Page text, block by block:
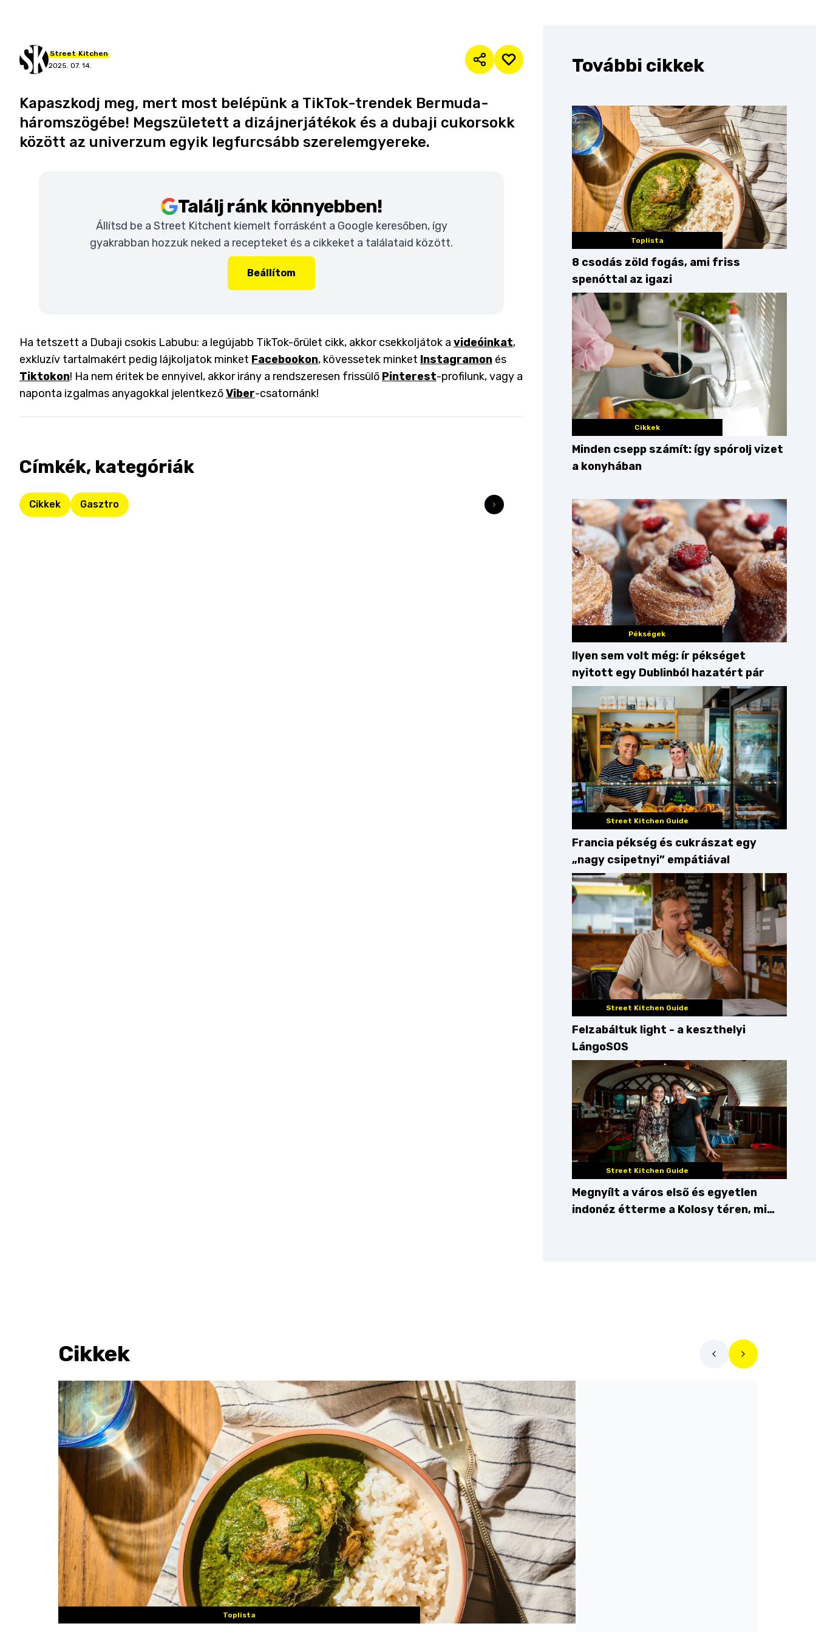
Street Kitchen
2025. 07. 14.
Kapaszkodj meg, mert most belépünk a TikTok-trendek Bermuda-
háromszögébe! Megszületett a dizájnerjátékok és a dubaji cukorsokk
között az univerzum egyik legfurcsább szerelemgyereke.
Találj ránk könnyebben!
Állítsd be a Street Kitchent kiemelt forrásként a Google keresőben, így
gyakrabban hozzuk neked a recepteket és a cikkeket a találataid között.
Beállítom
Ha tetszett a Dubaji csokis Labubu: a legújabb TikTok-őrület cikk, akkor csekkoljátok a videóinkat,
exkluzív tartalmakért pedig lájkoljatok minket Facebookon, kövessetek minket Instagramon és
Tiktokon! Ha nem éritek be ennyivel, akkor irány a rendszeresen frissülő Pinterest-profilunk, vagy a
naponta izgalmas anyagokkal jelentkezőViber-csatornánk!
Címkék, kategóriák
Cikkek Gasztro
További cikkek
Toplista
8 csodás zöld fogás, ami friss
spenóttal az igazi
Cikkek
Minden csepp számít: így spórolj vizet
a konyhában
Pékségek
Ilyen sem volt még: ír pékséget
nyitott egy Dublinból hazatért pár
Street Kitchen Guide
Francia pékség és cukrászat egy
„nagy csipetnyi” empátiával
Street Kitchen Guide
Felzabáltuk light - a keszthelyi
LángoSOS
Street Kitchen Guide
Megnyílt a város első és egyetlen
indonéz étterme a Kolosy téren, mi
Cikkek
Toplista